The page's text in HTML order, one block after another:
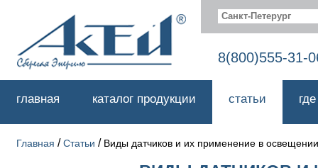
Санкт-Петерург
8(800)555-31-
главная каталог продукции статьи
Главная /Статьи / Виды датчиков и их применение в